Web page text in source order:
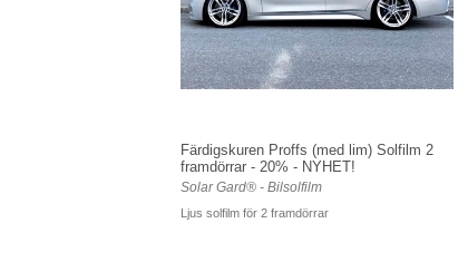
Färdigskuren Proffs (med lim) Solfilm 2
framdörrar - 20% - NYHET!
Solar Gard® - Bilsolfilm
Ljus solfilm för 2 framdörrar